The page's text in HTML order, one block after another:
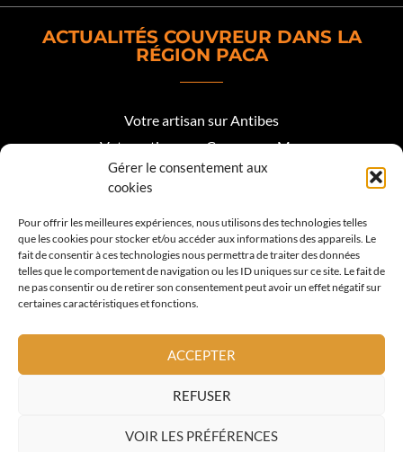
Gérer le consentement aux
cookies
Pour offrir les meilleures expériences, nous utilisons des technologies telles
que les cookies pour stocker et/ou accéder aux informations des appareils. Le
fait de consentir à ces technologies nous permettra de traiter des données
telles que le comportement de navigation ou les ID uniques sur ce site. Le fait de
ne pas consentir ou de retirer son consentement peut avoir un effet négatif sur
certaines caractéristiques et fonctions.
ACCEPTER
REFUSER
VOIR LES PRÉFÉRENCES
ACTUALITÉS COUVREUR DANS LA
RÉGION PACA
Votre artisan sur Antibes
Votre artisan sur Cagnes sur Mer
Votre artisan sur Biot
Votre artisan Roquefort les Pins
Votre artisan sur Valbonne